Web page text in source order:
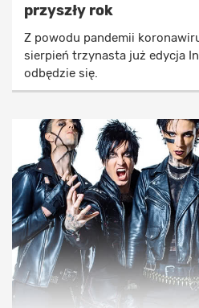
przyszły rok
Z powodu pandemii
sierpień trzynasta już edycja
odbędzie się.